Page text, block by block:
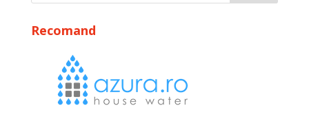
Recomand